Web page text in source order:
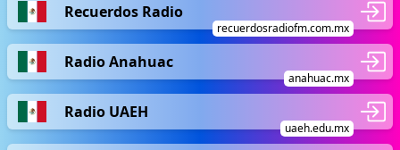
Recuerdos Radio
recuerdosradiofm.com.mx
Radio Anahuac
anahuac.mx
Radio UAEH
uaeh.edu.mx